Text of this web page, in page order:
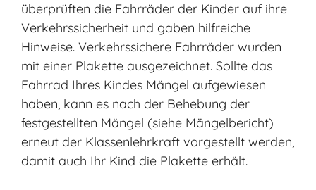
überprüften die Fahrräder der Kinder auf ihre
Verkehrssicherheit und gaben hilfreiche
Hinweise. Verkehrssichere Fahrräder wurden
mit einer Plakette ausgezeichnet. Sollte das
Fahrrad Ihres Kindes Mängel aufgewiesen
haben, kann es nach der Behebung der
festgestellten Mängel (siehe Mängelbericht)
erneut der Klassenlehrkraft vorgestellt werden,
damit auch Ihr Kind die Plakette erhält.